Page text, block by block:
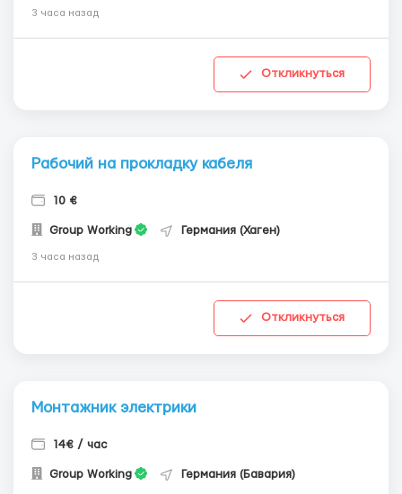
3 часа назад
Откликнуться
Рабочий на прокладку кабеля
10 €
Group Working Германия (Хаген)
3 часа назад
Откликнуться
Монтажник электрики
14€ / час
Group Working Германия (Бавария)